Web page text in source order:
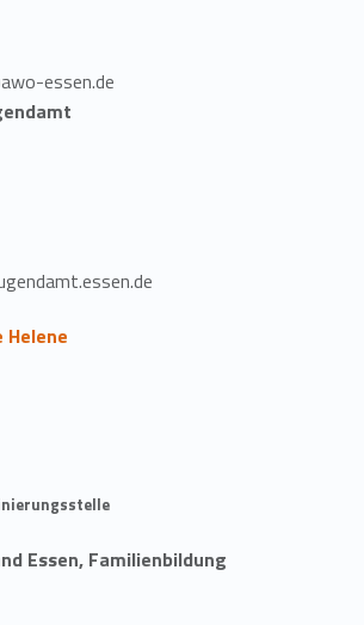
essen.de
Helene
Essen, Familienbildung